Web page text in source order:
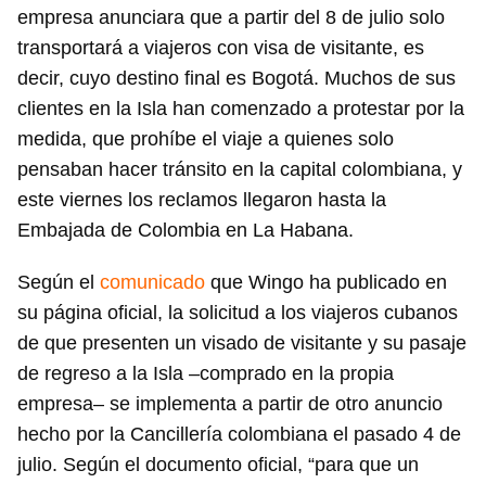
empresa anunciara que a partir del 8 de julio solo
transportará a viajeros con visa de visitante, es
decir, cuyo destino final es Bogotá. Muchos de sus
clientes en la Isla han comenzado a protestar por la
medida, que prohíbe el viaje a quienes solo
pensaban hacer tránsito en la capital colombiana, y
este viernes los reclamos llegaron hasta la
Embajada de Colombia en La Habana.
Según el comunicado que Wingo ha publicado en
su página oficial, la solicitud a los viajeros cubanos
de que presenten un visado de visitante y su pasaje
de regreso a la Isla –comprado en la propia
empresa– se implementa a partir de otro anuncio
hecho por la Cancillería colombiana el pasado 4 de
julio. Según el documento oficial, “para que un